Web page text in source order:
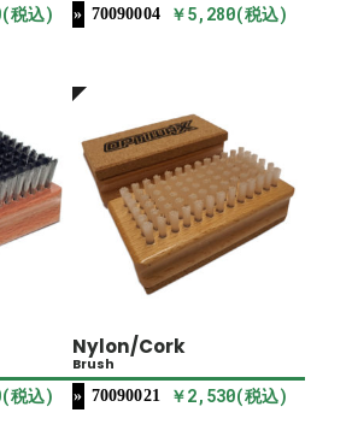
税込)
70090004
￥5,280(税込)
税込)
Nylon/Cork
Brush
70090021
￥2,530(税込)